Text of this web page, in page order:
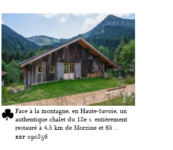
Face à la montagne, en Haute-Savoie, un
authentique chalet du 18e s. entièrement
restauré à 4,5 km de Morzine et 65 ...
ref 290856